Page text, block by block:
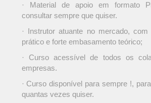
· Material de apoio em formato
consultar sempre que quiser.
· Instrutor atuante no mercado, com
prático e forte embasamento teórico;
· Curso acessível de todos os
empresas.
· Curso disponível para sempre !,
quantas vezes quiser.